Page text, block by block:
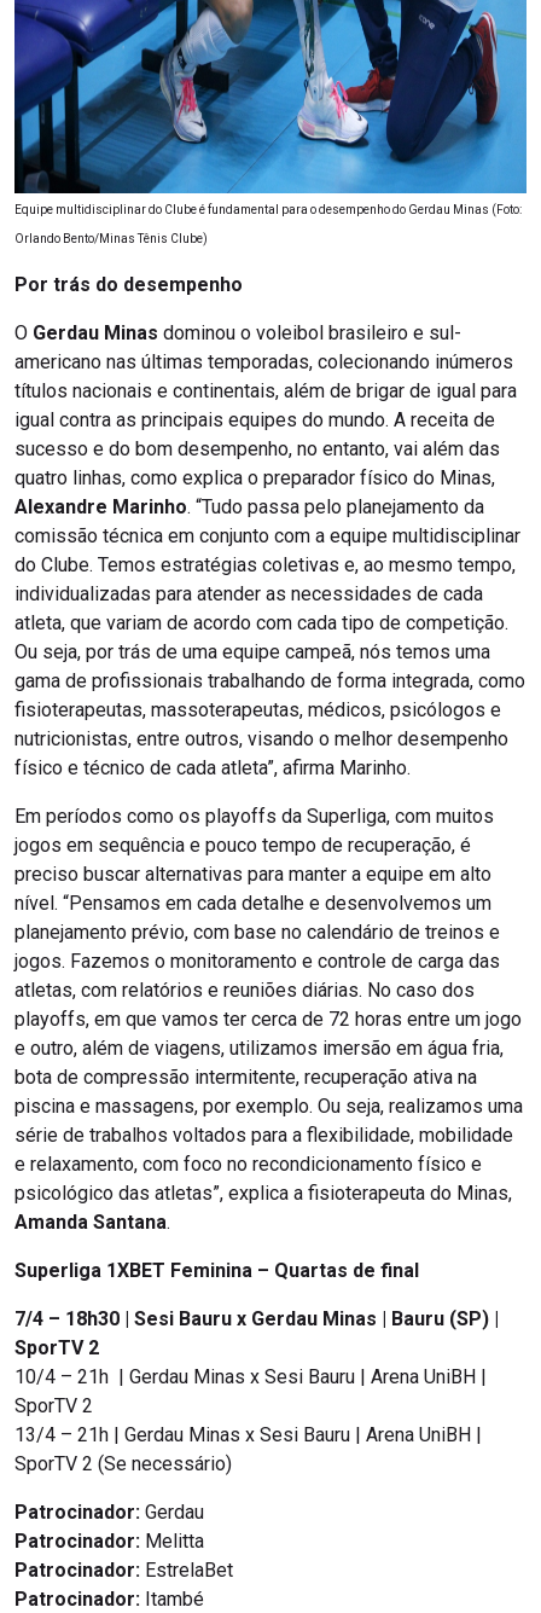
Equipe multidisciplinar do Clube é fundamental para o desempenho do Gerdau Minas (Foto:
Orlando Bento/Minas Tênis Clube)
Por trás do desempenho
O Gerdau Minas dominou o voleibol brasileiro e sul-
americano nas últimas temporadas, colecionando inúmeros
títulos nacionais e continentais, além de brigar de igual para
igual contra as principais equipes do mundo. A receita de
sucesso e do bom desempenho, no entanto, vai além das
quatro linhas, como explica o preparador físico do Minas,
Alexandre Marinho. “Tudo passa pelo planejamento da
comissão técnica em conjunto com a equipe multidisciplinar
do Clube. Temos estratégias coletivas e, ao mesmo tempo,
individualizadas para atender as necessidades de cada
atleta, que variam de acordo com cada tipo de competição.
Ou seja, por trás de uma equipe campeã, nós temos uma
gama de profissionais trabalhando de forma integrada, como
fisioterapeutas, massoterapeutas, médicos, psicólogos e
nutricionistas, entre outros, visando o melhor desempenho
físico e técnico de cada atleta”, afirma Marinho.
Em períodos como os playoffs da Superliga, com muitos
jogos em sequência e pouco tempo de recuperação, é
preciso buscar alternativas para manter a equipe em alto
nível. “Pensamos em cada detalhe e desenvolvemos um
planejamento prévio, com base no calendário de treinos e
jogos. Fazemos o monitoramento e controle de carga das
atletas, com relatórios e reuniões diárias. No caso dos
playoffs, em que vamos ter cerca de 72 horas entre um jogo
e outro, além de viagens, utilizamos imersão em água fria,
bota de compressão intermitente, recuperação ativa na
piscina e massagens, por exemplo. Ou seja, realizamos uma
série de trabalhos voltados para a flexibilidade, mobilidade
e relaxamento, com foco no recondicionamento físico e
psicológico das atletas”, explica a fisioterapeuta do Minas,
Amanda Santana.
Superliga 1XBET Feminina – Quartas de final
7/4 – 18h30 | Sesi Bauru x Gerdau Minas | Bauru (SP) |
SporTV 2
10/4 – 21h | Gerdau Minas x Sesi Bauru | Arena UniBH |
SporTV 2
13/4 – 21h | Gerdau Minas x Sesi Bauru | Arena UniBH |
SporTV 2 (Se necessário)
Patrocinador: Gerdau
Patrocinador: Melitta
Patrocinador: EstrelaBet
Patrocinador: Itambé